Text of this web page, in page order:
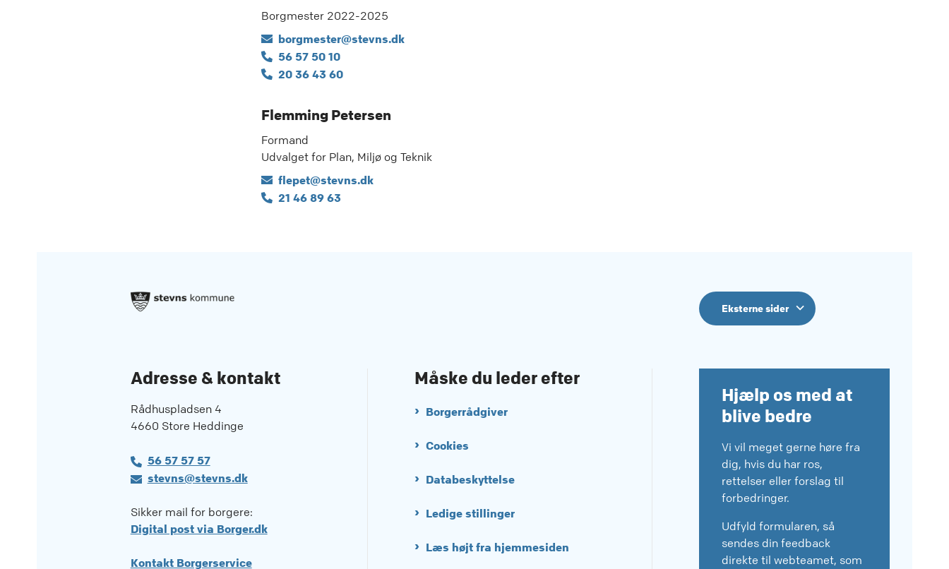
Borgmester 2022-2025
borgmester@stevns.dk
56 57 50 10
20 36 43 60
Flemming Petersen
Formand
Udvalget for Plan, Miljø og Teknik
flepet@stevns.dk
21 46 89 63
Eksterne sider
Adresse & kontakt
Rådhuspladsen 4
4660 Store Heddinge
56 57 57 57
stevns@stevns.dk
Sikker mail for borgere:
Digital post via Borger.dk
Kontakt Borgerservice
Måske du leder efter
Borgerrådgiver
Cookies
Databeskyttelse
Ledige stillinger
Læs højt fra hjemmesiden
Hjælp os med at
blive bedre
Vi vil meget gerne høre fra
dig, hvis du har ros,
rettelser eller forslag til
forbedringer.
Udfyld formularen, så
sendes din feedback
direkte til webteamet, som